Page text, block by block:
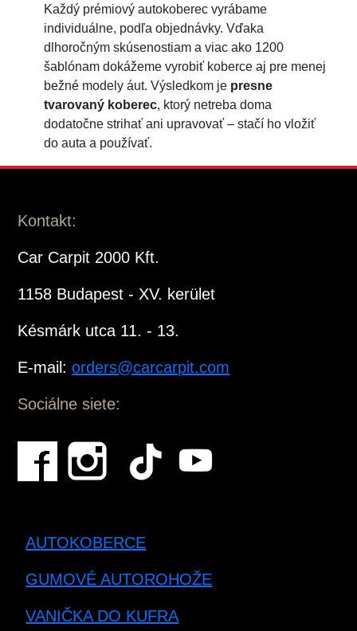
Každý prémiový autokoberec vyrábame
individuálne, podľa objednávky. Vďaka
dlhoročným skúsenostiam a viac ako 1200
šablónam dokážeme vyrobiť koberce aj pre menej
bežné modely áut. Výsledkom je presne
tvarovaný koberec, ktorý netreba doma
dodatočne strihať ani upravovať – stačí ho vložiť
do auta a používať.
Kontakt:
Car Carpit 2000 Kft.
1158 Budapest - XV. kerület
Késmárk utca 11. - 13.
E-mail:orders@carcarpit.com
Sociálne siete:
AUTOKOBERCE
GUMOVÉ AUTOROHOŽE
VANIČKA DO KUFRA